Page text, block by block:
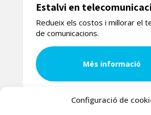
Configuració de
Estalvi en
Redueix els costos i millorar el
de comunicacions.
Més informació